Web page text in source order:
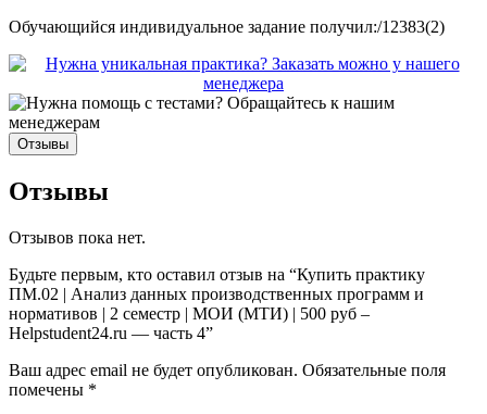
Обучающийся индивидуальное задание получил:/12383(2)
Отзывы
Отзывы
Отзывов пока нет.
Будьте первым, кто оставил отзыв на “Купить практику
ПМ.02 | Анализ данных производственных программ и
нормативов | 2 семестр | МОИ (МТИ) | 500 руб –
Helpstudent24.ru — часть 4”
Ваш адрес email не будет опубликован. Обязательные поля
помечены *